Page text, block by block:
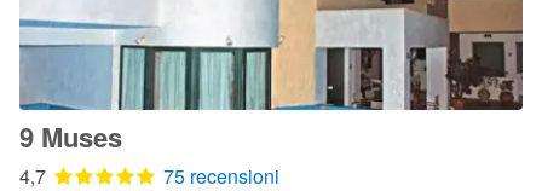
9 Muses
4,7
75 recensioni